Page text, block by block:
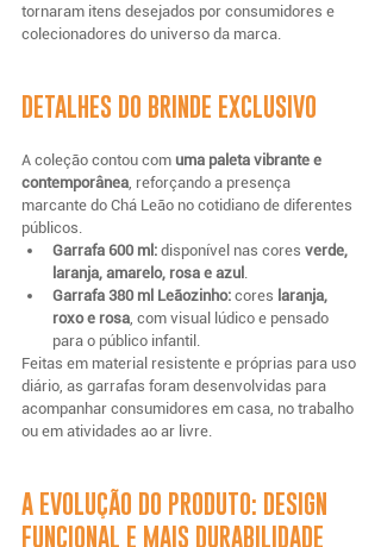
tornaram itens desejados por consumidores e
colecionadores do universo da marca.
DETALHES DO BRINDE EXCLUSIVO
A coleção contou com uma paleta vibrante e
contemporânea, reforçando a presença
marcante do Chá Leão no cotidiano de diferentes
públicos.
Garrafa 600 ml: disponível nas cores verde,
laranja, amarelo, rosa e azul .
Garrafa 380 ml Leãozinho: cores laranja,
roxo e rosa, com visual lúdico e pensado
para o público infantil.
Feitas em material resistente e próprias para uso
diário, as garrafas foram desenvolvidas para
acompanhar consumidores em casa, no trabalho
ou em atividades ao ar livre.
A EVOLUÇÃO DO PRODUTO: DESIGN
FUNCIONAL E MAIS DURABILIDADE